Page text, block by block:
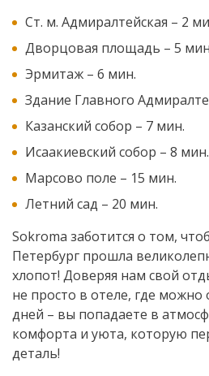
Ст. м. Адмиралтейская – 2
Дворцовая площадь – 5
Эрмитаж – 6 мин.
Здание Главного
Казанский собор – 7 мин.
Исаакиевский собор – 8 мин.
Марсово поле – 15 мин.
Летний сад – 20 мин.
Sokroma заботится о том,
Петербург прошла
хлопот! Доверяя нам свой
не просто в отеле, где можно
дней – вы попадаете в
комфорта и уюта, которую
деталь!